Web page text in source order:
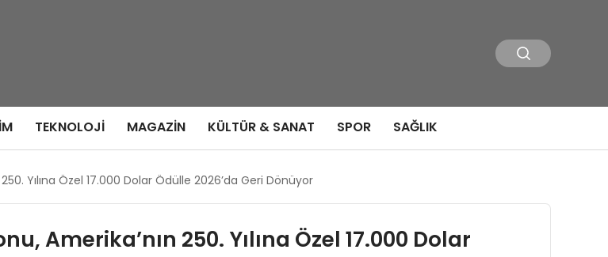
TEKNOLOJI MAGAZIN KÜLTÜR & SANAT SPOR SAĞLIK
Yılına Özel 17.000 Dolar Ödülle 2026’da Geri Dönüyor
Amerika’nın 250. Yılına Özel 17.000 Dolar